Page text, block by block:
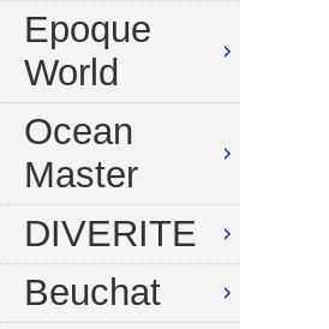
Epoque
World
Ocean
Master
DIVERITE
Beuchat